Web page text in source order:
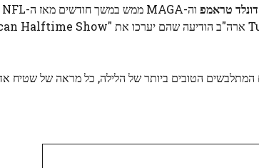
דונלד טראמפ
המתלבשים הטובים ביותר של הלילה, כל מראה של שטיח